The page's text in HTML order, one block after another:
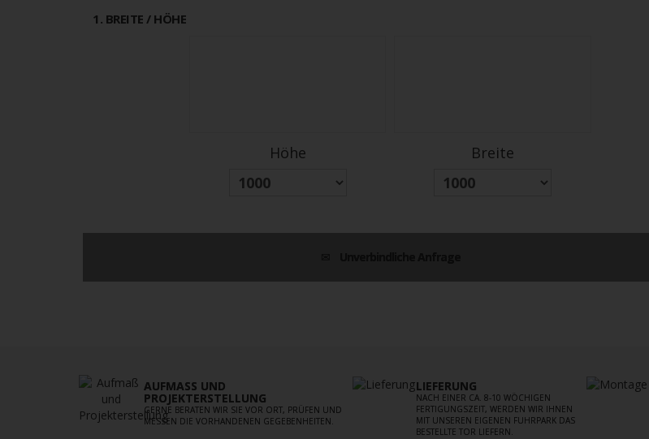
1 . BREITE / HÖHE
Höhe Breite
AUFMASS UND P
ROJEKTERSTELLUNG
GERNE BERATEN WIR SIE VOR ORT, PRÜFEN UND
MESSEN DIE VORHANDENEN GEGEBENHEITEN.
LIEFERUNG
NACH EINER CA. 8-10 WÖCHIGEN
FERTIGUNGSZEIT, WERDEN WIR IHNEN
MIT UNSEREN EIGENEN FUHRPARK DAS
BESTELLTE TOR LIEFERN.